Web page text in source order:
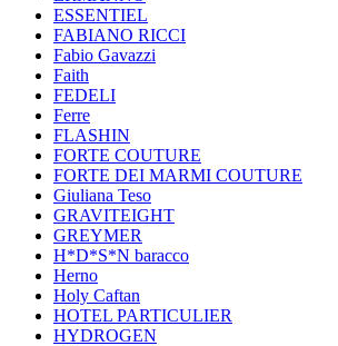
ESSENTIEL
FABIANO RICCI
Fabio Gavazzi
Faith
FEDELI
Ferre
FLASHIN
FORTE COUTURE
FORTE DEI MARMI COUTURE
Giuliana Teso
GRAVITEIGHT
GREYMER
H*D*S*N baracco
Herno
Holy Caftan
HOTEL PARTICULIER
HYDROGEN